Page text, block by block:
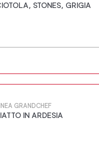
STONES, GRIGIA
GRANDCHEF
IN ARDESIA